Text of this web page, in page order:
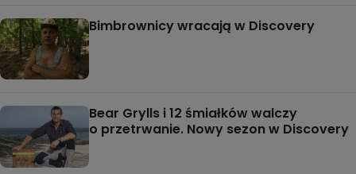
Bimbrownicy wracają w Discovery
Bear Grylls i 12 śmiałków walczy
o przetrwanie. Nowy sezon w Discovery